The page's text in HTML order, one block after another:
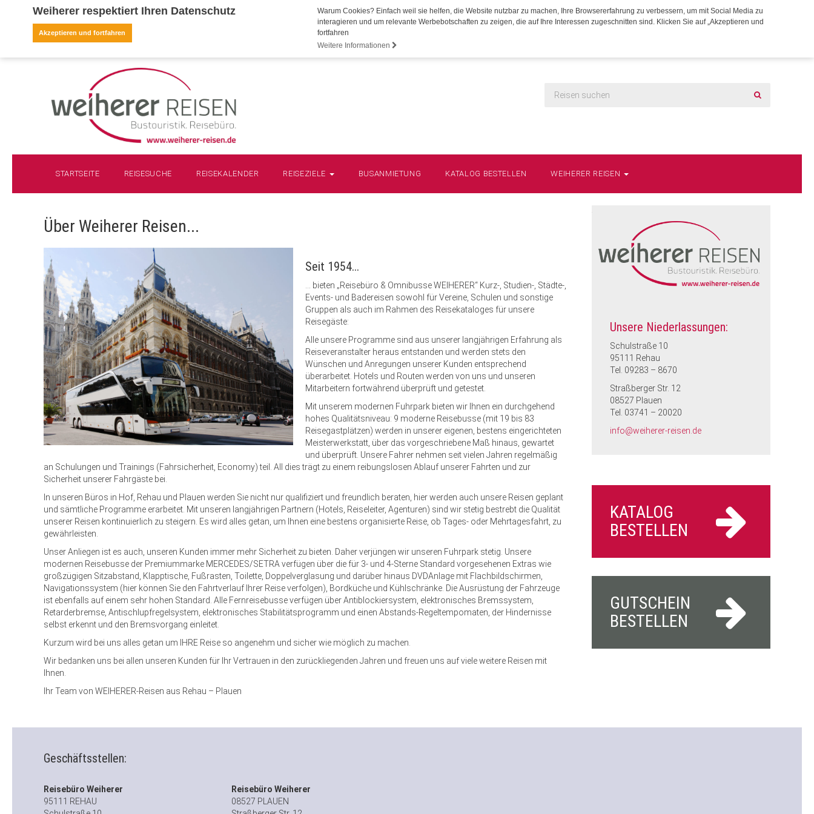
Weiherer respektiert Ihren Datenschutz
Warum Cookies? Einfach weil sie helfen, die Website nutzbar zu machen, Ihre Browsererfahrung zu verbessern, um mit Social Media zu
interagieren und um relevante Werbebotschaften zu zeigen, die auf Ihre Interessen zugeschnitten sind. Klicken Sie auf „Akzeptieren und
fortfahren
Weitere Informationen
Akzeptieren und fortfahren
STARTSEITE REISESUCHE REISEKALENDER REISEZIELE BUSANMIETUNG KATALOG BESTELLEN WEIHERER REISEN
Über Weiherer Reisen...
Seit 1954...
... bieten „Reisebüro & Omnibusse WEIHERER“ Kurz-, Studien-, Städte-,
Events- und Badereisen sowohl für Vereine, Schulen und sonstige
Gruppen als auch im Rahmen des Reisekataloges für unsere
Reisegäste:
Alle unsere Programme sind aus unserer langjährigen Erfahrung als
Reiseveranstalter heraus entstanden und werden stets den
Wünschen und Anregungen unserer Kunden entsprechend
überarbeitet. Hotels und Routen werden von uns und unseren
Mitarbeitern fortwährend überprüft und getestet.
Mit unserem modernen Fuhrpark bieten wir Ihnen ein durchgehend
hohes Qualitätsniveau: 9 moderne Reisebusse (mit 19 bis 83
Reisegastplätzen) werden in unserer eigenen, bestens eingerichteten
Meisterwerkstatt, über das vorgeschriebene Maß hinaus, gewartet
und überprüft. Unsere Fahrer nehmen seit vielen Jahren regelmäßig
an Schulungen und Trainings (Fahrsicherheit, Economy) teil. All dies trägt zu einem reibungslosen Ablauf unserer Fahrten und zur
Sicherheit unserer Fahrgäste bei.
In unseren Büros in Hof, Rehau und Plauen werden Sie nicht nur qualifiziert und freundlich beraten, hier werden auch unsere Reisen geplant
und sämtliche Programme erarbeitet. Mit unseren langjährigen Partnern (Hotels, Reiseleiter, Agenturen) sind wir stetig bestrebt die Qualität
unserer Reisen kontinuierlich zu steigern. Es wird alles getan, um Ihnen eine bestens organisierte Reise, ob Tages- oder Mehrtagesfahrt, zu
gewährleisten.
Unser Anliegen ist es auch, unseren Kunden immer mehr Sicherheit zu bieten. Daher verjüngen wir unseren Fuhrpark stetig. Unsere
modernen Reisebusse der Premiummarke MERCEDES/SETRA verfügen über die für 3- und 4-Sterne Standard vorgesehenen Extras wie
großzügigen Sitzabstand, Klapptische, Fußrasten, Toilette, Doppelverglasung und darüber hinaus DVDAnlage mit Flachbildschirmen,
Navigationssystem (hier können Sie den Fahrtverlauf Ihrer Reise verfolgen), Bordküche und Kühlschränke. Die Ausrüstung der Fahrzeuge
ist ebenfalls auf einem sehr hohen Standard. Alle Fernreisebusse verfügen über Antiblockiersystem, elektronisches Bremssystem,
Retarderbremse, Antischlupfregelsystem, elektronisches Stabilitätsprogramm und einen Abstands-Regeltempomaten, der Hindernisse
selbst erkennt und den Bremsvorgang einleitet.
Kurzum wird bei uns alles getan um IHRE Reise so angenehm und sicher wie möglich zu machen.
Wir bedanken uns bei allen unseren Kunden für Ihr Vertrauen in den zurückliegenden Jahren und freuen uns auf viele weitere Reisen mit
Ihnen.
Ihr Team von WEIHERER-Reisen aus Rehau – Plauen
Unsere Niederlassungen:
Schulstraße 10
95111 Rehau
Tel. 09283 – 8670
Straßberger Str. 12
08527 Plauen
Tel. 03741 – 20020
info@weiherer-reisen.de
KATALOG
BESTELLEN
GUTSCHEIN
BESTELLEN
Geschäftsstellen:
Reisebüro Weiherer
95111 REHAU
Reisebüro Weiherer
08527 PLAUEN